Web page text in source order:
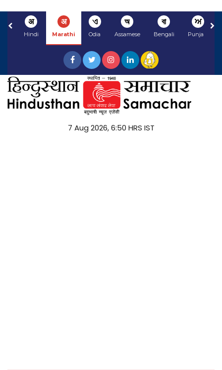
अ
Hindi
अ
Marathi
ଏ
Odia
অ
Assamese
বা
Bengali
ਅ
Punjabi
7 Aug 2026, 6:50 HRS IST